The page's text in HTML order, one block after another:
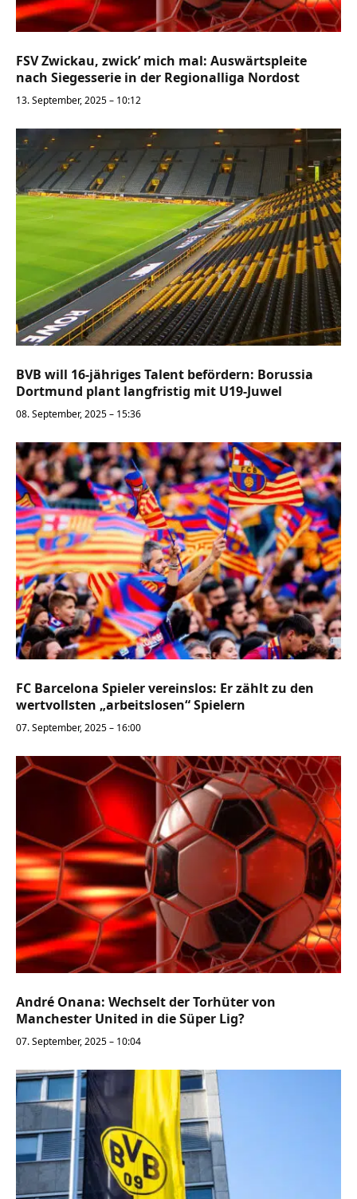
FSV Zwickau, zwick’ mich mal: Auswärtspleite
nach Siegesserie in der Regionalliga Nordost
13. September, 2025 – 10:12
BVB will 16-jähriges Talent befördern: Borussia
Dortmund plant langfristig mit U19-Juwel
08. September, 2025 – 15:36
FC Barcelona Spieler vereinslos: Er zählt zu den
wertvollsten „arbeitslosen“ Spielern
07. September, 2025 – 16:00
André Onana: Wechselt der Torhüter von
Manchester United in die Süper Lig?
07. September, 2025 – 10:04